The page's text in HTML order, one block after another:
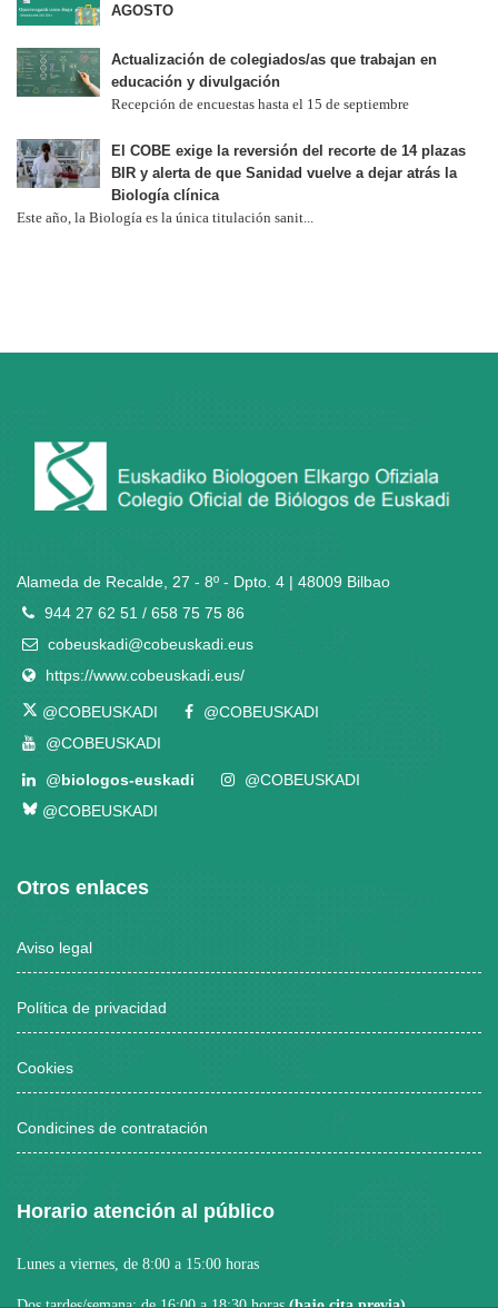
AGOSTO
Actualización de colegiados/as que trabajan en
educación y divulgación
Recepción de encuestas hasta el 15 de septiembre
El COBE exige la reversión del recorte de 14 plazas
BIR y alerta de que Sanidad vuelve a dejar atrás la
Biología clínica
Este año, la Biología es la única titulación sanit...
Alameda de Recalde, 27 - 8º - Dpto. 4 | 48009 Bilbao
944 27 62 51 / 658 75 75 86
cobeuskadi@cobeuskadi.eus
https://www.cobeuskadi.eus/
@COBEUSKADI
@COBEUSKADI
@COBEUSKADI
@biologos-euskadi
@COBEUSKADI
@COBEUSKADI
Otros enlaces
Aviso legal
Política de privacidad
Cookies
Condicines de contratación
Horario atención al público
Lunes a viernes, de 8:00 a 15:00 horas